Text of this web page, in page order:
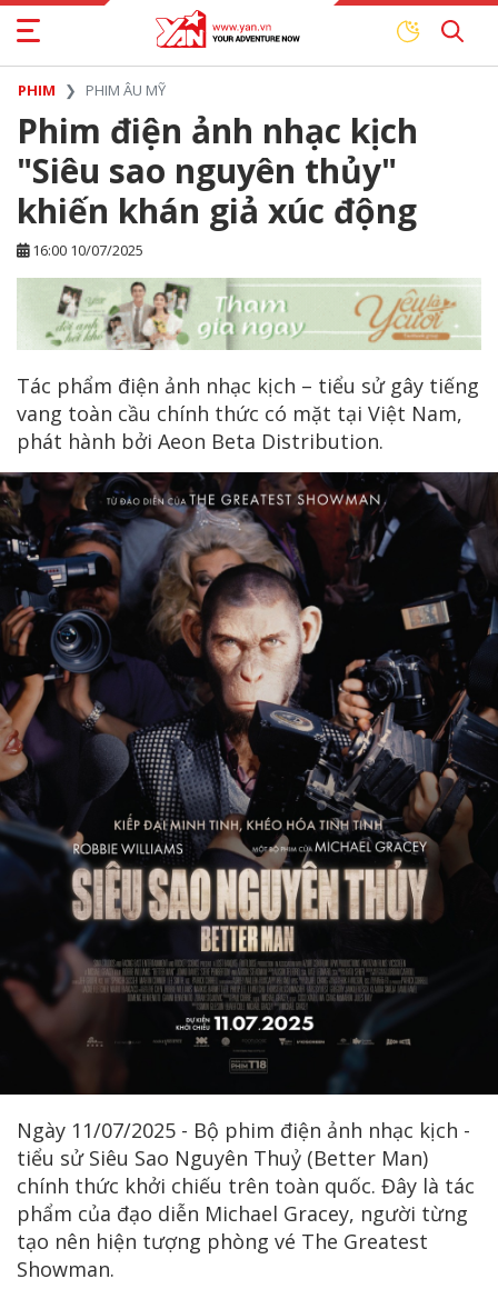
PHIM PHIM ÂU MỸ
Phim điện ảnh nhạc kịch
"Siêu sao nguyên thủy"
khiến khán giả xúc động
16:00 10/07/2025
Tác phẩm điện ảnh nhạc kịch – tiểu sử gây tiếng
vang toàn cầu chính thức có mặt tại Việt Nam,
phát hành bởi Aeon Beta Distribution.
Ngày 11/07/2025 - Bộ phim điện ảnh nhạc kịch -
tiểu sử Siêu Sao Nguyên Thuỷ (Better Man)
chính thức khởi chiếu trên toàn quốc. Đây là tác
phẩm của đạo diễn Michael Gracey, người từng
tạo nên hiện tượng phòng vé The Greatest
Showman.